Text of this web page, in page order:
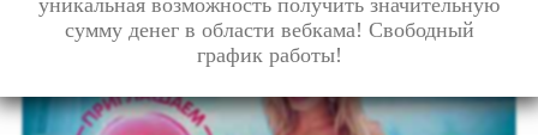
уникальная возможность получить значительную
сумму денег в области вебкама! Свободный
график работы!